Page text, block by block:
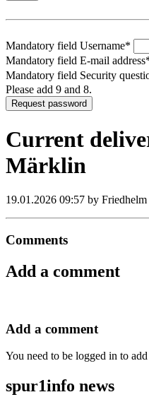
Mandatory field Username*
Mandatory field E-mail address
Mandatory field Security
Please add 9 and 8.
Request password
Current
Märklin
19.01.2026 09:57 by
Comments
Add a comment
Add a comment
You need to be logged in to
spur1info news